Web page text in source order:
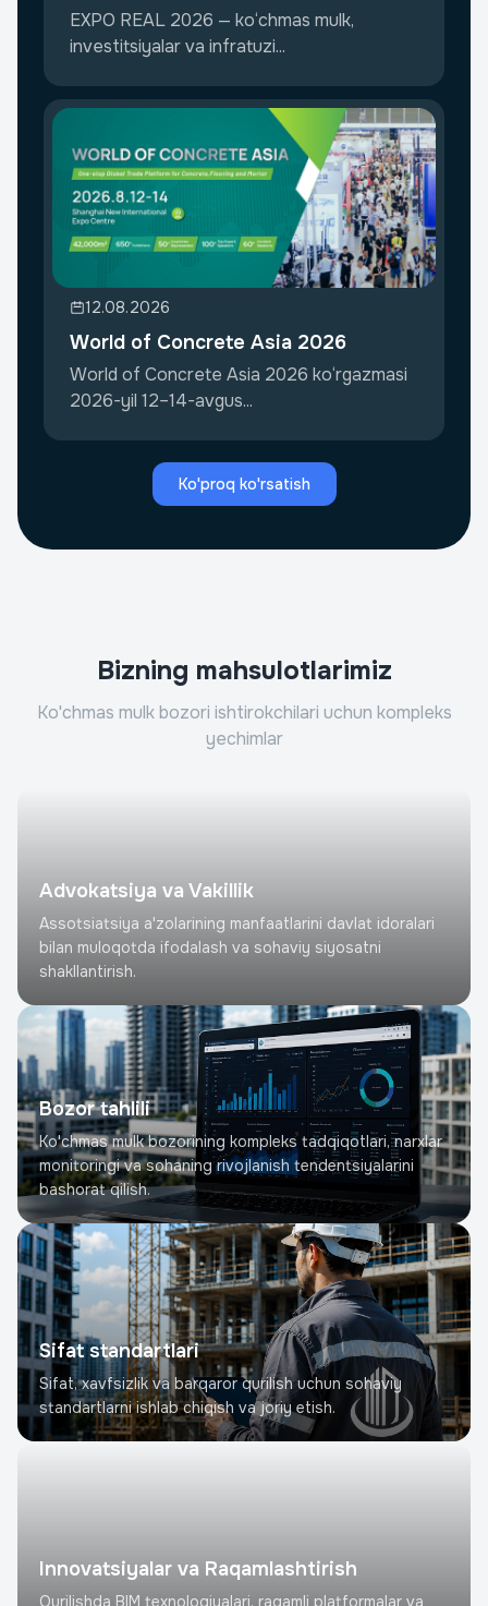
Investment
EXPO REAL 2026 — ko‘chmas mulk,
investitsiyalar va infratuzi...
12.08.2026
World of Concrete Asia 2026
World of Concrete Asia 2026 ko‘rgazmasi
2026-yil 12–14-avgus...
Ko'proq ko'rsatish
Bizning mahsulotlarimiz
Ko'chmas mulk bozori ishtirokchilari uchun kompleks
yechimlar
Advokatsiya va Vakillik
Assotsiatsiya a'zolarining manfaatlarini davlat idoralari
bilan muloqotda ifodalash va sohaviy siyosatni
shakllantirish.
Bozor tahlili
Ko'chmas mulk bozorining kompleks tadqiqotlari, narxlar
monitoringi va sohaning rivojlanish tendentsiyalarini
bashorat qilish.
Sifat standartlari
Sifat, xavfsizlik va barqaror qurilish uchun sohaviy
standartlarni ishlab chiqish va joriy etish.
Innovatsiyalar va Raqamlashtirish
Qurilishda BIM texnologiyalari, raqamli platformalar va